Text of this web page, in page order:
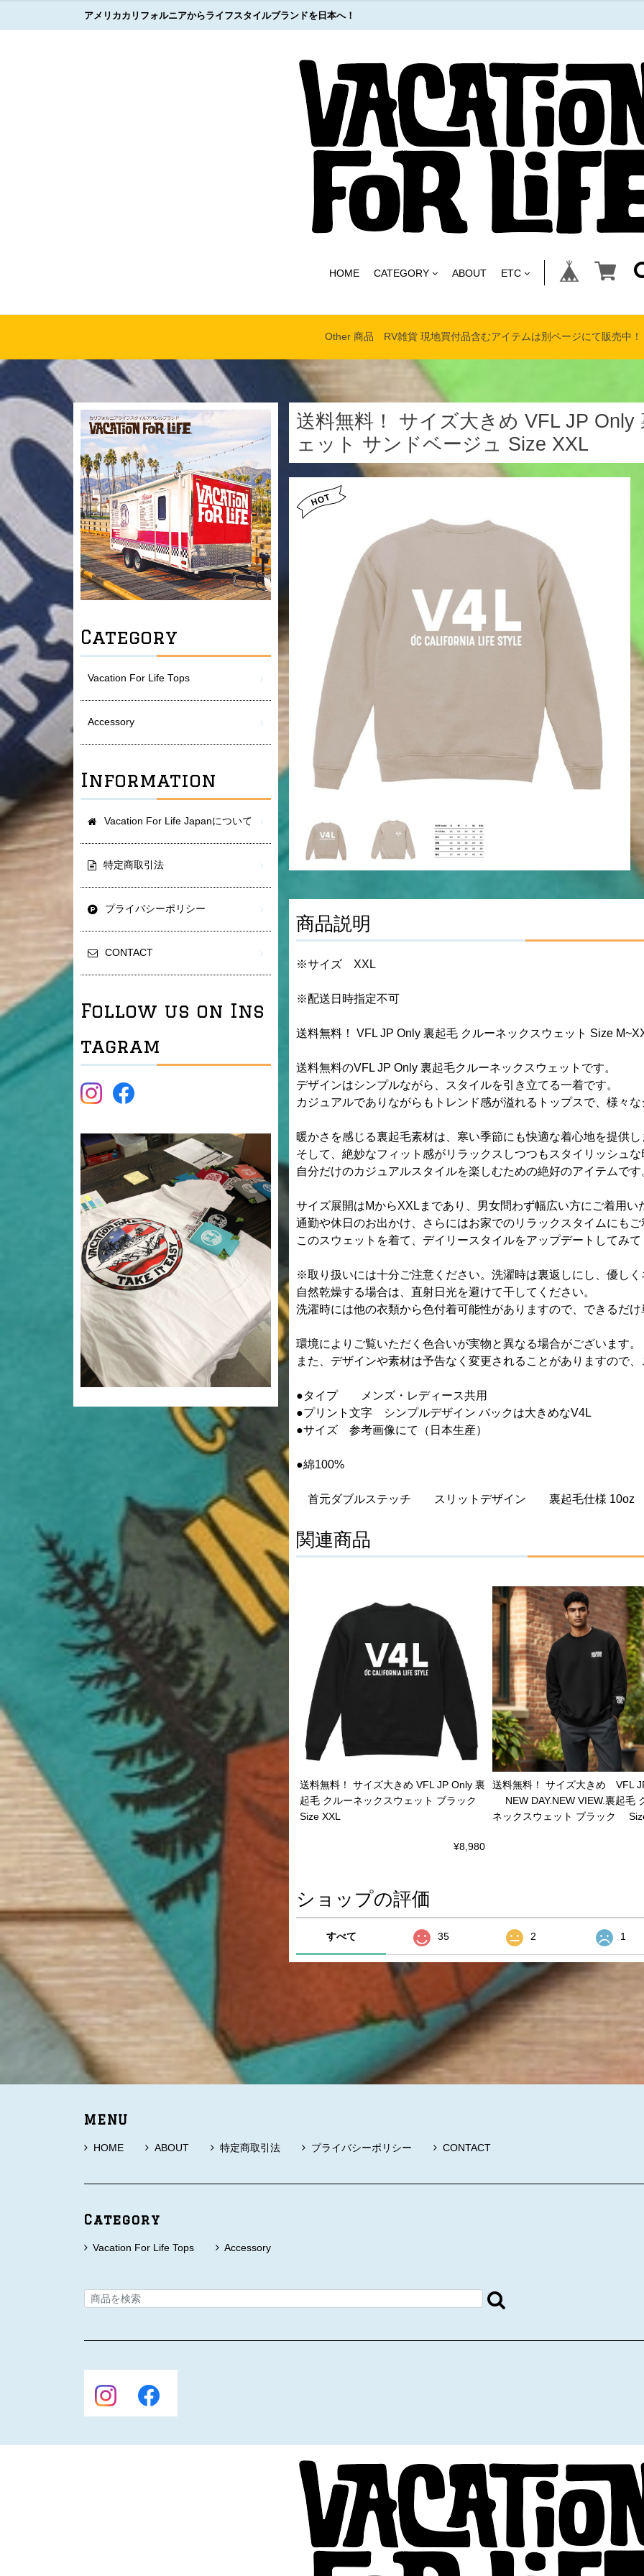
アメリカカリフォルニアからライフスタイルブランドを日本へ！
HOME CATEGORY ABOUT ETC
Other 商品 RV雑貨 現地買付品含むアイテムは別ページにて販売中！
送料無料！ サイズ大きめ VFL JP
ェット サンドベージュ Size XXL
商品説明
※サイズ XXL
※配送日時指定不可
送料無料！ VFL JP Only 裏起毛 クルーネックスウェット Size
送料無料のVFL JP Only 裏起毛クルーネックスウェットです。
デザインはシンプルながら、スタイルを引き立てる一着です。
カジュアルでありながらもトレンド感が溢れるトップスで、様々
暖かさを感じる裏起毛素材は、寒い季節にも快適な着心地を提供し
そして、絶妙なフィット感がリラックスしつつもスタイリッシュ
自分だけのカジュアルスタイルを楽しむための絶好のアイテムです
サイズ展開はMからXXLまであり、男女問わず幅広い方にご着用い
通勤や休日のお出かけ、さらにはお家でのリラックスタイムにも
このスウェットを着て、デイリースタイルをアップデートしてみ
※取り扱いには十分ご注意ください。洗濯時は裏返しにし、優し
自然乾燥する場合は、直射日光を避けて干してください。
洗濯時には他の衣類から色付着可能性がありますので、できるだ
環境によりご覧いただく色合いが実物と異なる場合がございます。
また、デザインや素材は予告なく変更されることがありますので
●タイプ メンズ・レディース共用
●プリント文字 シンプルデザイン バックは大きめなV4L
●サイズ 参考画像にて（日本生産）
●綿100%
首元ダブルステッチ スリットデザイン 裏起毛仕様 10oz
関連商品
送料無料！ サイズ大きめ VFL JP Only 裏
起毛 クルーネックスウェット ブラック
Size XXL
¥8,980
送料無料！ サイズ大きめ VFL
NEW DAY.NEW VIEW.裏起毛
ネックスウェット ブラック
ショップの評価
すべて 35 2 1
Category
Vacation For Life Tops
Accessory
Information
Vacation For Life Japanについて
特定商取引法
プライバシーポリシー
CONTACT
Follow us on Ins
tagram
MENU
HOME ABOUT 特定商取引法 プライバシーポリシー CONTACT
Category
Vacation For Life Tops Accessory